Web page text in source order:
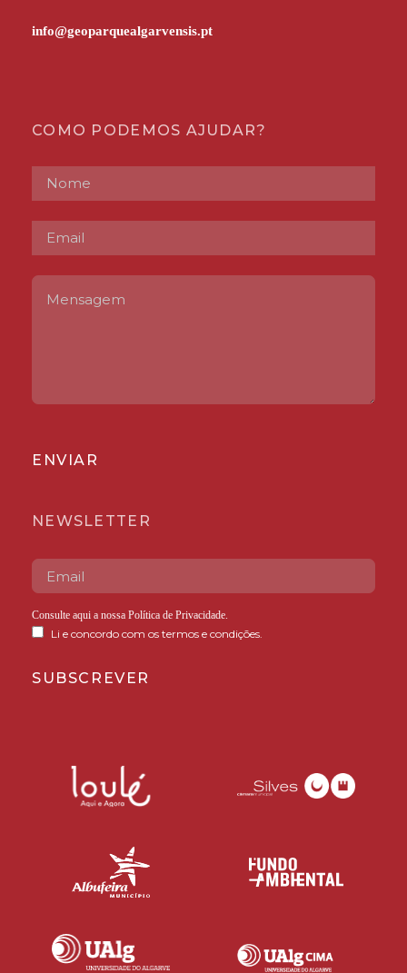
COMO PODEMOS AJUDAR?
ENVIAR
NEWSLETTER
Consulte aqui a nossa Política de Privacidade.
Li e concordo com os termos e condições.